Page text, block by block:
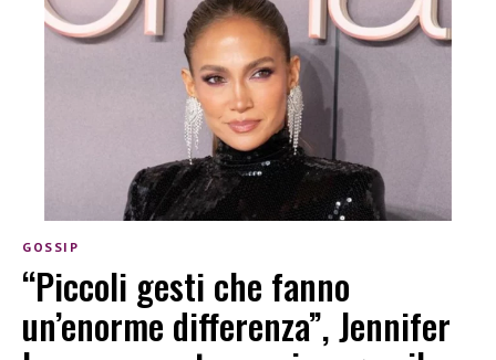
GOSSIP
“Piccoli gesti che fanno
un’enorme differenza”, Jennifer